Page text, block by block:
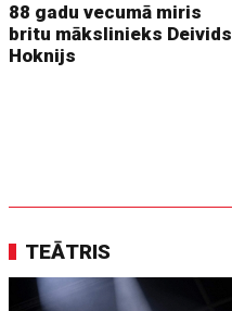
88 gadu vecumā miris
britu mākslinieks Deivids
Hoknijs
TEĀTRIS